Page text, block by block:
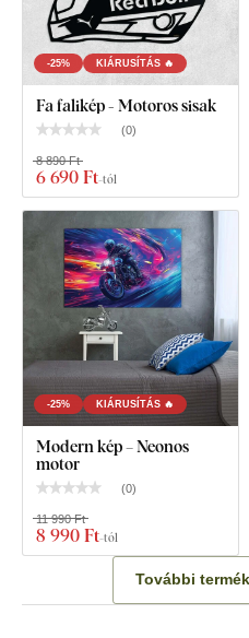
-25% KIÁRUSÍTÁS 🔥
Fa falikép - Motoros sisak
(0)
6 690 Ft-tól
8 890 Ft
-25% KIÁRUSÍTÁS 🔥
Modern kép – Neonos
motor
(0)
8 990 Ft-tól
11 990 Ft
További